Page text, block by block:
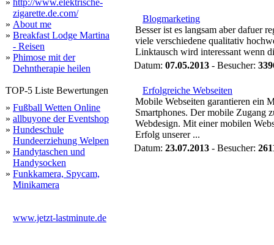
» http://www.elektrische-
zigarette.de.com/
» About me
» Breakfast Lodge Martina
- Reisen
» Phimose mit der
Dehntherapie heilen
TOP-5 Liste Bewertungen
» Fußball Wetten Online
» allbuyone der Eventshop
» Hundeschule
Hundeerziehung Welpen
» Handytaschen und
Handysocken
» Funkkamera, Spycam,
Minikamera
www.jetzt-lastminute.de
Blogmarketing
Besser ist es langsam aber dafuer
viele verschiedene qualitativ
Linktausch wird interessant wenn
Datum: 07.05.2013 - Besucher:
Erfolgreiche Webseiten
Mobile Webseiten garantieren ein
Smartphones. Der mobile Zugang
Webdesign. Mit einer mobilen
Erfolg unserer ...
Datum: 23.07.2013 - Besucher: